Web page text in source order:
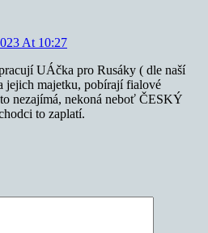
At 10:27
UÁčka pro Rusáky ( dle naší
jejich majetku, pobírají fialové
nezajímá, nekoná neboť ČESKÝ
to zaplatí.